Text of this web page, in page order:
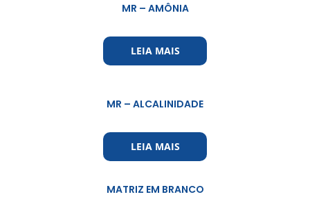
MR – AMÔNIA
LEIA MAIS
MR – ALCALINIDADE
LEIA MAIS
MATRIZ EM BRANCO